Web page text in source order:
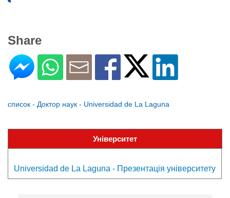
Share
список - Доктор наук - Universidad de La Laguna
Університет
Universidad de La Laguna - Презентація університету